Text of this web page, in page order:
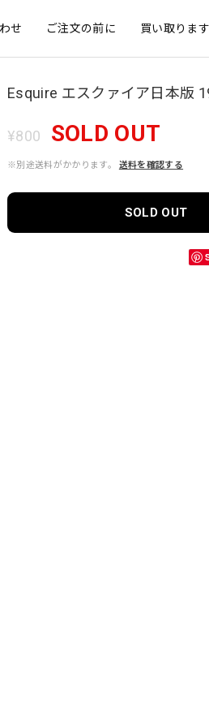
せ ご注文の前に 買い取ります
Esquire エスクァイア日本版
¥800 SOLD OUT
※別途送料がかかります。 送料を確認する
SOLD OUT